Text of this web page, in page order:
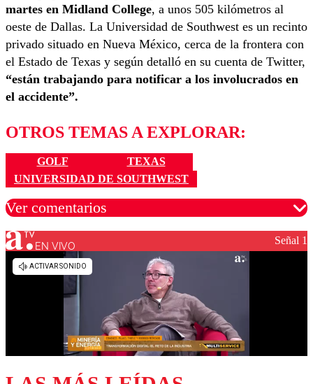
martes en Midland College, a unos 505 kilómetros al
oeste de Dallas. La Universidad de Southwest es un recinto
privado situado en Nueva México, cerca de la frontera con
el Estado de Texas y según detalló en su cuenta de Twitter,
“están trabajando para notificar a los involucrados en
el accidente”.
OTROS TEMAS A EXPLORAR:
GOLF
TEXAS
UNIVERSIDAD DE SOUTHWEST
Ver comentarios
Los comentarios son moderados para garantizar un
diálogo respetuoso.
EN VIVO Señal 1